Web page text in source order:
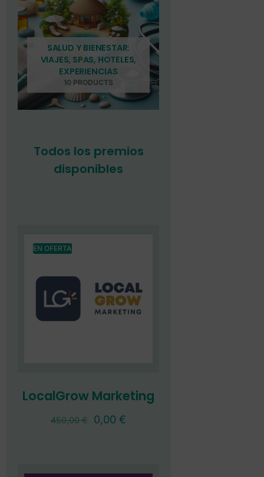
SALUD Y BIENESTAR:
VIAJES, SPAS, HOTELES,
EXPERIENCIAS
10 PRODUCTS
Todos los premios
disponibles
EN OFERTA
LocalGrow Marketing
450,00€ 0,00 €